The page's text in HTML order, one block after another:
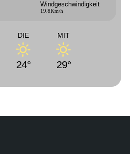
Windgeschwindigkeit
19.8Km/h
DIE
24°
MIT
29°